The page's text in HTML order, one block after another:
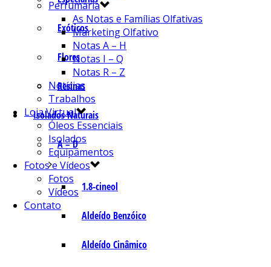
Exóticos
Flores
Resinas
Isolados Naturais
A – D
1.8-cineol
Aldeído Benzóico
Aldeído Cinâmico
Perfumaria
As Notas e Famílias Olfativas
Marketing Olfativo
Notas A – H
Notas I – Q
Notas R – Z
Notícias
Trabalhos
Loja Virtual
Óleos Essenciais
Isolados
Equipamentos
Fotos e Vídeos
Fotos
Vídeos
Contato